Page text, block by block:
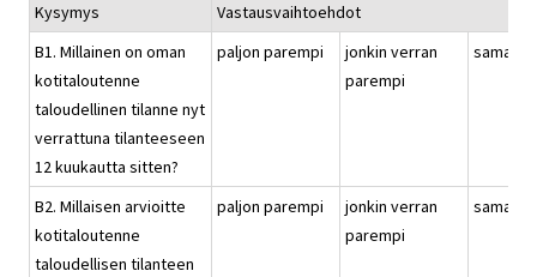
Kysymys
Vastausvaihtoehdot
B1. Millainen on oman
kotitaloutenne
taloudellinen tilanne nyt
verrattuna tilanteeseen
12 kuukautta sitten?
paljon parempi
jonkin verran
parempi
B2. Millaisen arvioitte
kotitaloutenne
taloudellisen tilanteen
paljon parempi
jonkin verran
parempi